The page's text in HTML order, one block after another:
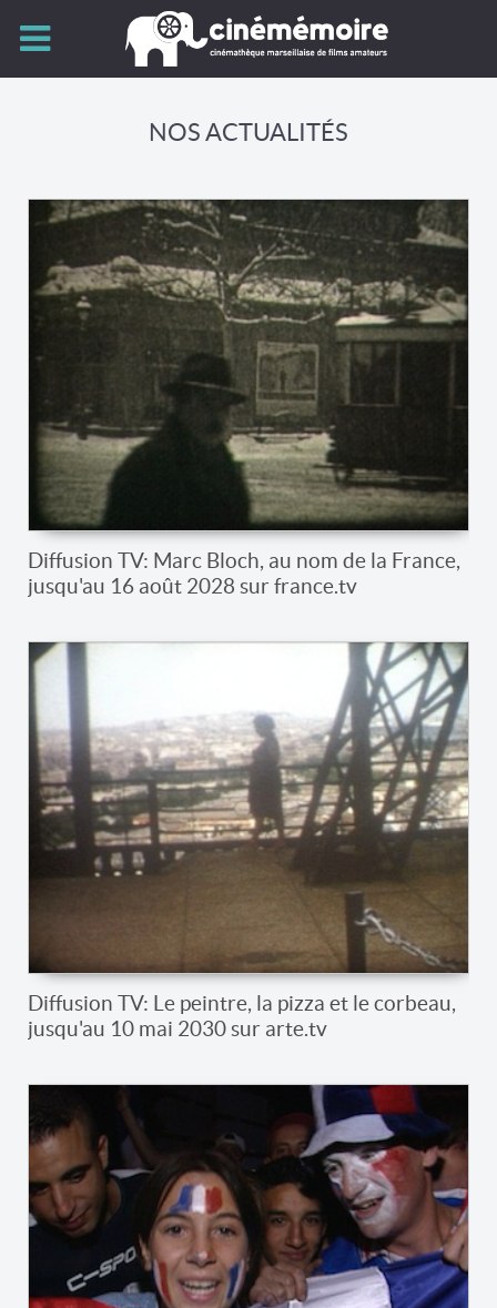
NOS ACTUALITÉS
Diffusion TV: Marc Bloch, au nom de la France,
jusqu'au 16 août 2028 sur france.tv
Diffusion TV: Le peintre, la pizza et le corbeau,
jusqu'au 10 mai 2030 sur arte.tv